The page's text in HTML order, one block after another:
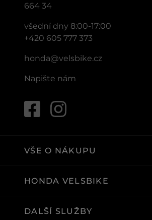
664 34
všední dny 8:00-17:00
+420 605 777 373
honda@velsbike.cz
Napište nám
VŠE O NÁKUPU
HONDA VELSBIKE
DALŠÍ SLUŽBY